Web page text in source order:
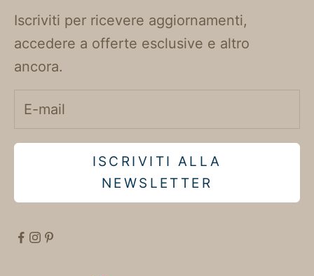
Iscriviti per ricevere aggiornamenti,
accedere a offerte esclusive e altro
ancora.
ISCRIVITI ALLA
NEWSLETTER